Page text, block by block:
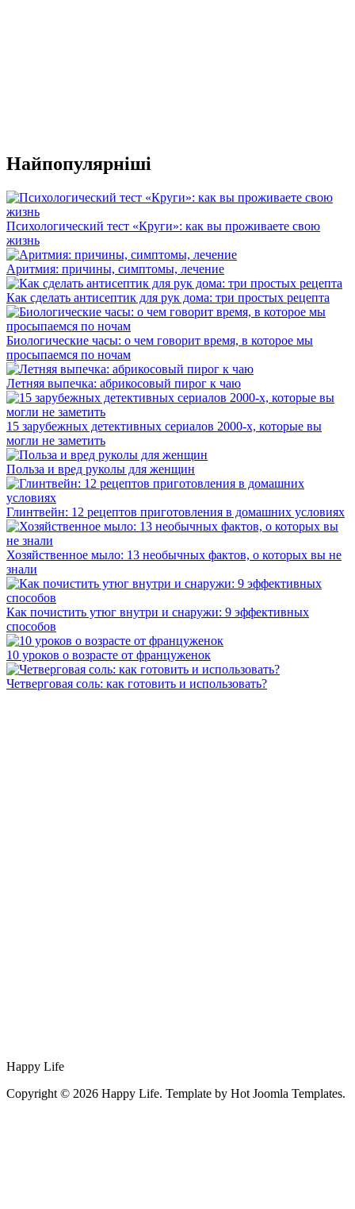
Найпопулярніші
Психологический тест «Круги»: как вы проживаете свою
жизнь
Аритмия: причины, симптомы, лечение
Как сделать антисептик для рук дома: три простых рецепта
Биологические часы: о чем говорит время, в которое мы
просыпаемся по ночам
Летняя выпечка: абрикосовый пирог к чаю
15 зарубежных детективных сериалов 2000-х, которые вы
могли не заметить
Польза и вред руколы для женщин
Глинтвейн: 12 рецептов приготовления в домашних условиях
Хозяйственное мыло: 13 необычных фактов, о которых вы не
знали
Как почистить утюг внутри и снаружи: 9 эффективных
способов
10 уроков о возрасте от француженок
Четверговая соль: как готовить и использовать?
Happy Life
Copyright © 2026 Happy Life. Template by Hot Joomla Templates.